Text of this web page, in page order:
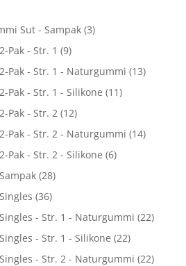
Sut - Sampak (3)
Pak - Str. 1 (9)
Pak - Str. 1 - Naturgummi (13)
Pak - Str. 1 - Silikone (11)
Pak - Str. 2 (12)
Pak - Str. 2 - Naturgummi (14)
Pak - Str. 2 - Silikone (6)
(28)
(36)
- Str. 1 - Naturgummi (22)
- Str. 1 - Silikone (22)
- Str. 2 - Naturgummi (22)